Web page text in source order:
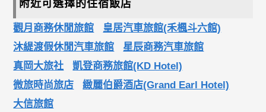
附近可選擇的住宿飯店
觀月商務休閒旅館
皇居汽車旅館(禾楓斗六館)
沐緹渡假休閒汽車旅館
星辰商務汽車旅館
真岡大旅社
凱登商務旅館(KD Hotel)
微旅時尚旅店
緻麗伯爵酒店(Grand Earl Hotel)
大信旅館